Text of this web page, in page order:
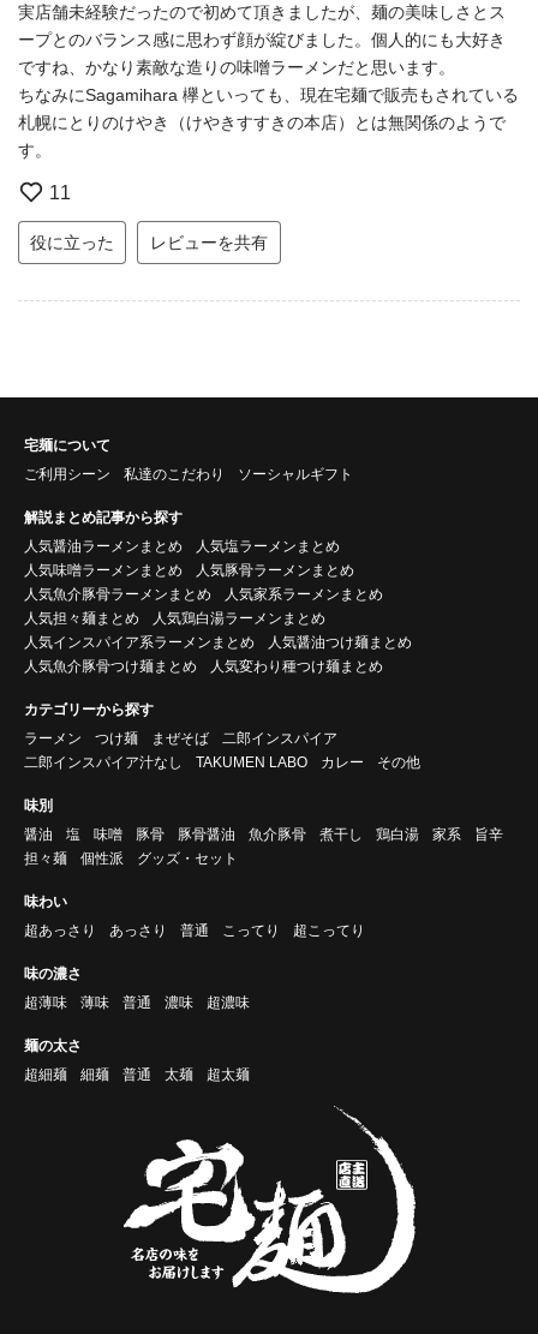
実店舗未経験だったので初めて頂きましたが、麺の美味しさとス
ープとのバランス感に思わず顔が綻びました。個人的にも大好き
ですね、かなり素敵な造りの味噌ラーメンだと思います。
ちなみにSagamihara 欅といっても、現在宅麺で販売もされている
札幌にとりのけやき（けやきすすきの本店）とは無関係のようで
す。
11
役に立った レビューを共有
宅麺について
ご利用シーン
私達のこだわり ソーシャルギフト
解説まとめ記事から探す
人気醤油ラーメンまとめ
人気塩ラーメンまとめ
人気味噌ラーメンまとめ
人気豚骨ラーメンまとめ
人気魚介豚骨ラーメンまとめ
人気家系ラーメンまとめ
人気担々麺まとめ
人気鶏白湯ラーメンまとめ
人気インスパイア系ラーメンまとめ
人気醤油つけ麺まとめ
人気魚介豚骨つけ麺まとめ
人気変わり種つけ麺まとめ
カテゴリーから探す
ラーメン
つけ麺 まぜそば
二郎インスパイア
二郎インスパイア汁なし
TAKUMEN LABO カレー その他
味別
醤油
塩 味噌 豚骨 豚骨醤油 魚介豚骨 煮干し 鶏白湯 家系
旨辛
担々麺
個性派 グッズ・セット
味わい
超あっさり
あっさり 普通 こってり 超こってり
味の濃さ
超薄味
薄味 普通 濃味 超濃味
麺の太さ
超細麺
細麺 普通 太麺 超太麺